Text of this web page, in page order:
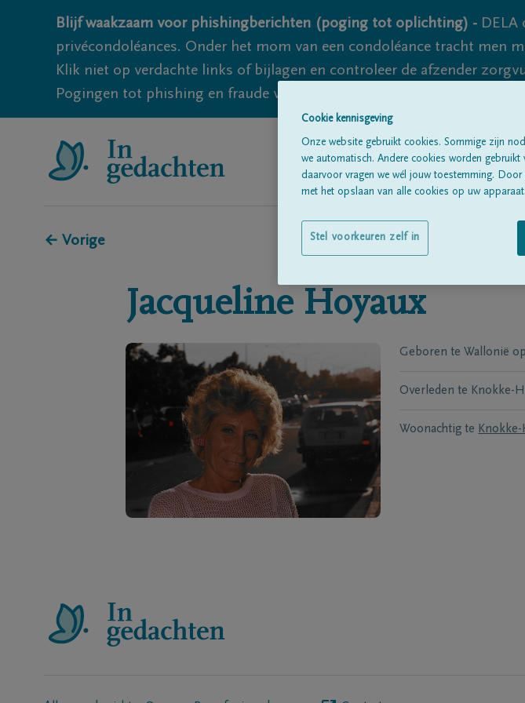
Blijf waakzaam voor phishingberichten (poging tot oplichting) - DELA
privécondoléances. Onder het mom van een condoléance tracht men
Klik niet op verdachte links of bijlagen en controleer de afzender
Pogingen tot phishing en fraude vallen echter nooit volledig uit te
← Vorige
Jacqueline Hoyaux
Geboren te Wallonië op
Overleden te Knokke-
Woonachtig te
Cookie kennisgeving
Onze website gebruikt cookies. Sommige zijn
we automatisch. Andere cookies worden
daarvoor vragen we wél jouw toestemming.
met het opslaan van alle cookies op uw
Stel voorkeuren zelf in